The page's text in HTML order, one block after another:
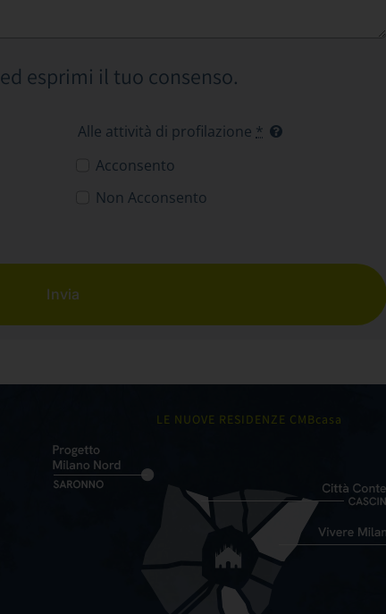
ed esprimi il tuo consenso.
Alle attività di profilazione *
Acconsento
Non Acconsento
Invia
LE NUOVE RESIDENZE CMBcasa